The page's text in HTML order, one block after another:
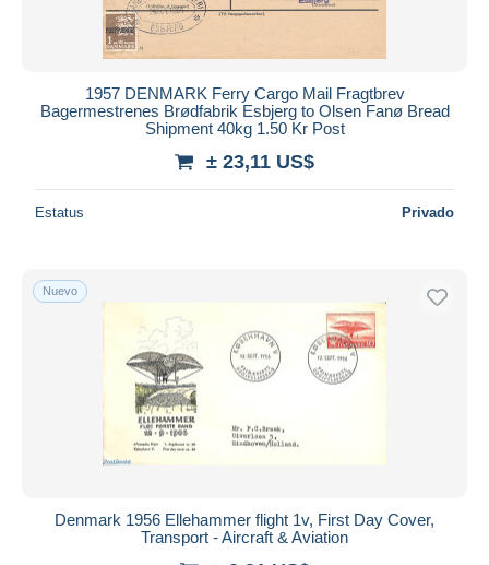
1957 DENMARK Ferry Cargo Mail Fragtbrev
Bagermestrenes Brødfabrik Esbjerg to Olsen Fanø Bread
Shipment 40kg 1.50 Kr Post
± 23,11 US$
Estatus Privado
Nuevo
Denmark 1956 Ellehammer flight 1v, First Day Cover,
Transport - Aircraft & Aviation